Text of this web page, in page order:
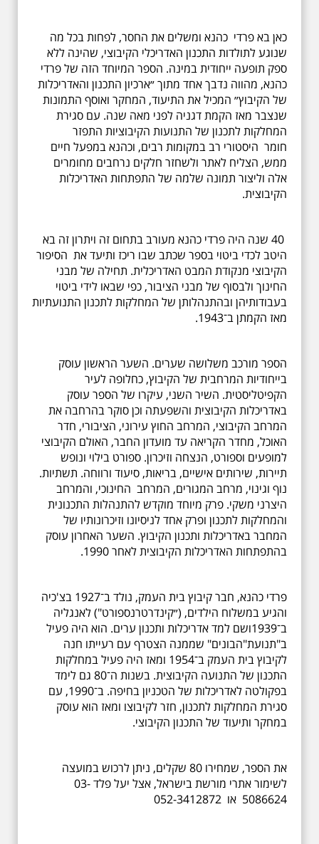
כאן בא פרדי כהנא ומשלים את החסר, לפחות בכל מה
שנוגע לתולדות התכנון האדריכלי הקיבוצי, שהינה ללא
ספק תופעה ייחודית במינה. הספר המיוחד הזה של פרדי
כהנא, מהווה נדבך אחד מתוך ״ארכיון התכנון והאדריכלות
של הקיבוץ״ המכיל את התיעוד, המחקר ואוסף התמונות
שנצבר מאז הקמת דגניה לפני מאה שנה. עם סגירת
המחלקות לתכנון של התנועות הקיבוציות התפזר
חומר היסטורי רב במקומות רבים, וכהנא במפעל חיים
ממש, הצליח לאתר ולשחזר חלקים נרחבים מחומרים
אלה וליצור תמונה שלמה של התפתחות האדריכלות
הקיבוצית.
40 שנה היה פרדי כהנא מעורב בתחום זה ויתרון זה בא
היטב לכדי ביטוי בספר שכתב שבו ריכז ותיעד את הסיפור
הקיבוצי מנקודת המבט האדריכלית. תחילה של מבני
החינוך ולבסוף של מבני הציבור, כפי שבאו לידי ביטוי
בעבודותיהן ובהתנהלותן של המחלקות לתכנון התנועתיות
מאז הקמתן ב־1943.
הספר מורכב משלושה שערים. השער הראשון עוסק
בייחודיות המרחבית של הקיבוץ, כחלופה לעיר
הקפיטליסטית. השיר השני, עיקרו של הספר עוסק
באדריכלות הקיבוצית והשפעתה וכן סוקר בהרחבה את
המרחב הקיבוצי, המרחב החוץ עירוני, הציבורי, חדר
האוכל, מחדר הקריאה עד מועדון החבר, האולם הקיבוצי
למופעים וספורט, הנצחה וזיכרון. ספורט בילוי ונופש
תיירות, שירותים אישיים, בריאות, סיעוד ורווחה. תשתיות.
נוף וגינוי, מרחב המגורים, המרחב החינוכי, והמרחב
היצרני משקי. פרק מיוחד מוקדש להתנהלות התכנונית
והמחלקות לתכנון ופרק אחד לניסיונו וזיכרונותיו של
המחבר באדריכלות ותכנון הקיבוץ. השער האחרון עוסק
בהתפתחות האדריכלות הקיבוצית לאחר 1990.
פרדי כהנא, חבר קיבוץ בית העמק, נולד ב־1927 בצ'כיה
והגיע במשלוח הילדים, (״קינדרטרנספורט") לאנגליה
ב־1939ושם למד אדריכלות ותכנון ערים. הוא היה פעיל
ב"תנועת"הבונים" שממנה הצטרף עם רעייתו חנה
לקיבוץ בית העמק ב־1954 ומאז היה פעיל במחלקות
התכנון של התנועה הקיבוצית. בשנות ה־80 גם לימד
בפקולטה לאדריכלות של הטכניון בחיפה. ב־1990, עם
סגירת המחלקות לתכנון, חזר לקיבוצו ומאז הוא עוסק
במחקר ותיעוד של התכנון הקיבוצי.
את הספר, שמחירו 80 שקלים, ניתן לרכוש במועצה
לשימור אתרי מורשת בישראל, אצל יעל פלד 03-
5086624 או 052-3412872